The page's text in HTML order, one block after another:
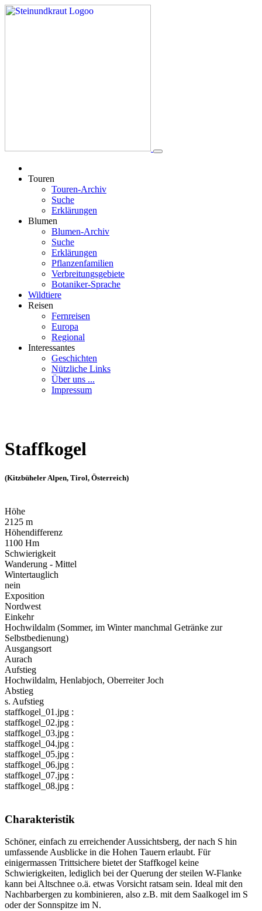
Touren
Touren-Archiv
Suche
Erklärungen
Blumen
Blumen-Archiv
Suche
Erklärungen
Pflanzenfamilien
Verbreitungsgebiete
Botaniker-Sprache
Wildtiere
Reisen
Fernreisen
Europa
Regional
Interessantes
Geschichten
Nützliche Links
Über uns ...
Impressum
Staffkogel
(Kitzbüheler Alpen, Tirol, Österreich)
Höhe
2125 m
Höhendifferenz
1100 Hm
Schwierigkeit
Wanderung - Mittel
Wintertauglich
nein
Exposition
Nordwest
Einkehr
Hochwildalm (Sommer, im Winter manchmal Getränke zur
Selbstbedienung)
Ausgangsort
Aurach
Aufstieg
Hochwildalm, Henlabjoch, Oberreiter Joch
Abstieg
s. Aufstieg
staffkogel_01.jpg :
staffkogel_02.jpg :
staffkogel_03.jpg :
staffkogel_04.jpg :
staffkogel_05.jpg :
staffkogel_06.jpg :
staffkogel_07.jpg :
staffkogel_08.jpg :
Charakteristik
Schöner, einfach zu erreichender Aussichtsberg, der nach S hin
umfassende Ausblicke in die Hohen Tauern erlaubt. Für
einigermassen Trittsichere bietet der Staffkogel keine
Schwierigkeiten, lediglich bei der Querung der steilen W-Flanke
kann bei Altschnee o.ä. etwas Vorsicht ratsam sein. Ideal mit den
Nachbarbergen zu kombinieren, also z.B. mit dem Saalkogel im S
oder der Sonnspitze im N.